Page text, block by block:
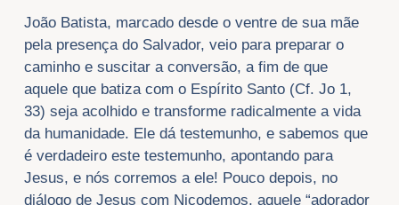
João Batista, marcado desde o ventre de sua mãe
pela presença do Salvador, veio para preparar o
caminho e suscitar a conversão, a fim de que
aquele que batiza com o Espírito Santo (Cf. Jo 1,
33) seja acolhido e transforme radicalmente a vida
da humanidade. Ele dá testemunho, e sabemos que
é verdadeiro este testemunho, apontando para
Jesus, e nós corremos a ele! Pouco depois, no
diálogo de Jesus com Nicodemos, aquele “adorador